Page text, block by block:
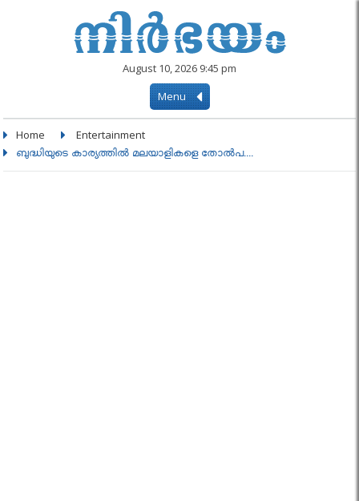
August 10, 2026 9:45 pm
Menu
Home Entertainment
ബുദ്ധിയുടെ കാര്യത്തില്‍ മലയാളികളെ തോല്‍പ....